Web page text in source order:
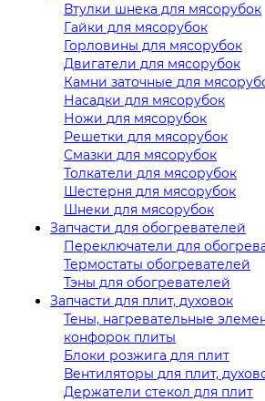
Втулки шнека для мясорубок
Гайки для мясорубок
Горловины для мясорубок
Двигатели для мясорубок
Камни заточные для
Насадки для мясорубок
Ножи для мясорубок
Решетки для мясорубок
Смазки для мясорубок
Толкатели для мясорубок
Шестерня для мясорубок
Шнеки для мясорубок
Запчасти для обогревателей
Переключатели для
Термостаты обогревателей
Тэны для обогревателей
Запчасти для плит, духовок
Тены, нагревательные
конфорок плиты
Блоки розжига для плит
Вентиляторы для плит,
Держатели стекол для плит